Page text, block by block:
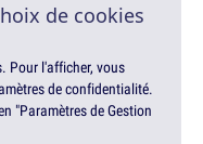
de cookies
Pour l'afficher, vous
de confidentialité.
"Paramètres de Gestion